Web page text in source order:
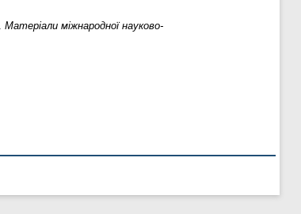
Матеріали міжнародної науково-